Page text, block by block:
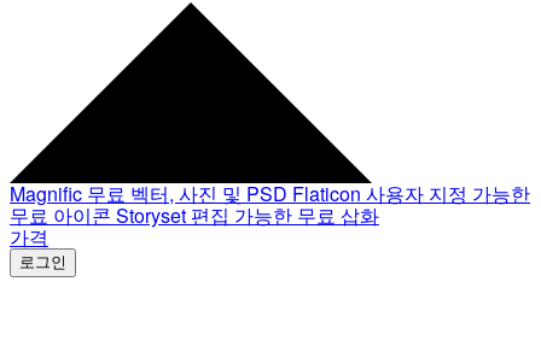
Magnific 무료 벡터, 사진 및 PSD Flaticon 사용자 지정 가능한
무료 아이콘 Storyset 편집 가능한 무료 삽화
가격
로그인